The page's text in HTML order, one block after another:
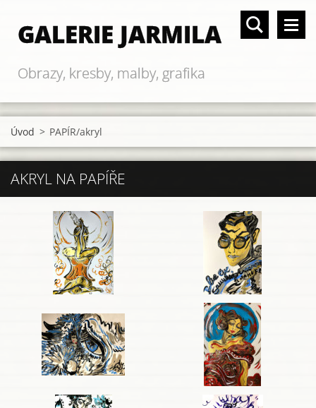
GALERIE JARMILA
Obrazy, kresby, malby, grafika
Úvod > PAPÍR/akryl
AKRYL NA PAPÍŘE